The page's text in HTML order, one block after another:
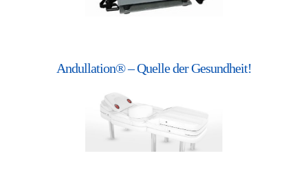
Andullation® – Quelle der Gesundheit!